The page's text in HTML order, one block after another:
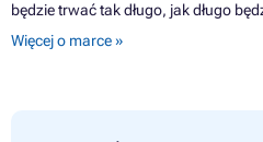
będzie trwać tak długo, jak długo
Więcej o marce »